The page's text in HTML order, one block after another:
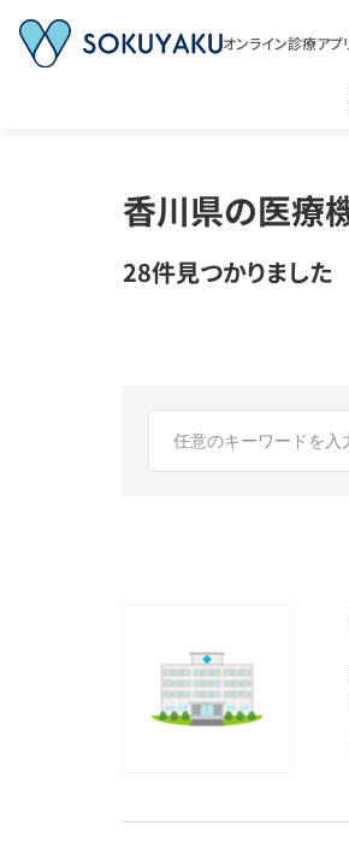
オンライン診療ア
香川県の医療
28件見つかりました